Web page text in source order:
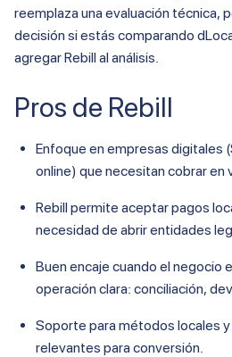
reemplaza una evaluación técnica,
decisión si estás comparando
agregar Rebill al análisis.
Pros de Rebill
Enfoque en empresas digitales
online) que necesitan cobrar en
Rebill permite aceptar pagos
necesidad de abrir entidades
Buen encaje cuando el negocio
operación clara: conciliación,
Soporte para métodos locales
relevantes para conversión.